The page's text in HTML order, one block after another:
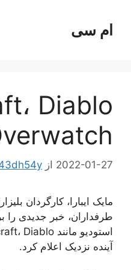
محتواام سی
2022-01-27 از
مایک ایبارا، کارگردان
طرفداران، خبر جدیدی را
آینده نزدیک اعلام کرد.